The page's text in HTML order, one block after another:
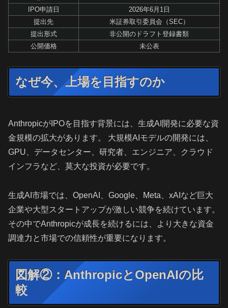
IPO申請日
2026年6月1日
提出先
米証券取引委員会（SEC）
提出形式
非公開のドラフト登録書類
公開価格
未公表
なぜ今、上場を目指すのか
AnthropicがIPOを目指す背景には、生成AI開発に必要な資
金規模の拡大があります。 大規模AIモデルの開発には、
GPU、データセンター、研究者、エンジニア、クラウド
インフラなど、莫大な投資が必要です。
生成AI市場では、OpenAI、Google、Meta、xAIなど巨大
企業や大型スタートアップが激しい競争を続けています。
その中でAnthropicが成長を続けるには、より大きな資金
調達力と市場での信頼性が重要になります。
図解②：AnthropicとOpenAIの比
較